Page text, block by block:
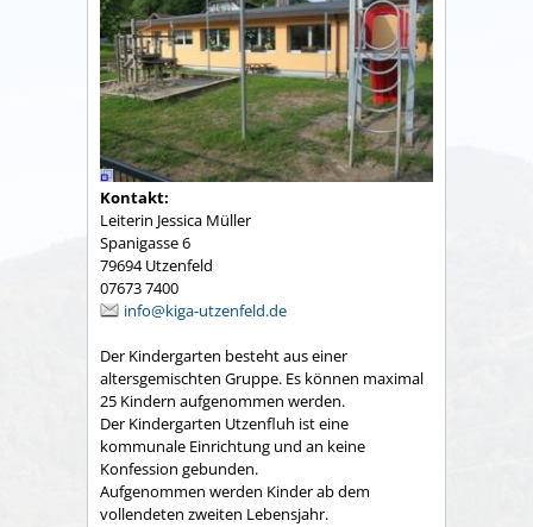
Kontakt:
Leiterin Jessica Müller
Spanigasse 6
79694 Utzenfeld
07673 7400
info@kiga-utzenfeld.de
Der Kindergarten besteht aus einer
altersgemischten Gruppe. Es können maximal
25 Kindern aufgenommen werden.
Der Kindergarten Utzenfluh ist eine
kommunale Einrichtung und an keine
Konfession gebunden.
Aufgenommen werden Kinder ab dem
vollendeten zweiten Lebensjahr.